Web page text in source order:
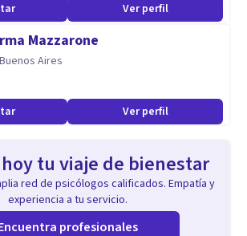
Ver perfil
Mazzarone
Buenos Aires
Ver perfil
tu viaje de bienestar
red de psicólogos calificados. Empatía y
experiencia a tu servicio.
profesionales